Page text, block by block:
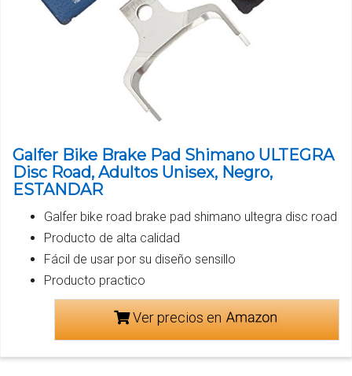
Galfer Bike Brake Pad Shimano ULTEGRA
Disc Road, Adultos Unisex, Negro,
ESTANDAR
Galfer bike road brake pad shimano ultegra disc road
Producto de alta calidad
Fácil de usar por su diseño sensillo
Producto practico
Ver precios en